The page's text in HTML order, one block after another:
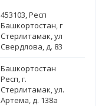
453103, Респ
Башкортостан, г
Стерлитамак, ул
Свердлова, д. 83
Башкортостан
Респ, г.
Стерлитамак, ул.
Артема, д. 138а